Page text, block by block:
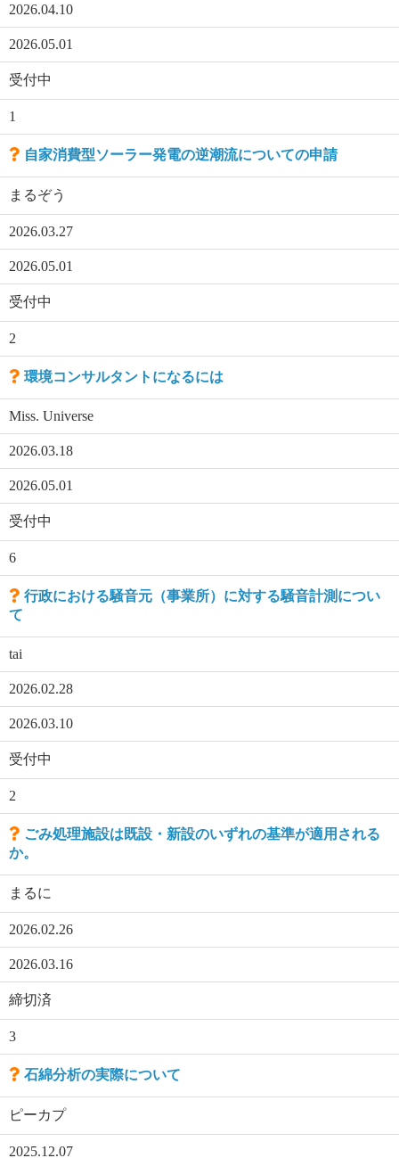
2026.04.10
2026.05.01
受付中
1
自家消費型ソーラー発電の逆潮流についての申請
まるぞう
2026.03.27
2026.05.01
受付中
2
環境コンサルタントになるには
Miss. Universe
2026.03.18
2026.05.01
受付中
6
行政における騒音元（事業所）に対する騒音計測につい
て
tai
2026.02.28
2026.03.10
受付中
2
ごみ処理施設は既設・新設のいずれの基準が適用される
か。
まるに
2026.02.26
2026.03.16
締切済
3
石綿分析の実際について
ピーカプ
2025.12.07